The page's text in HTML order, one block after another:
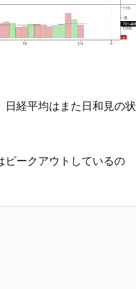
日経平均はまた日和見の状
ピークアウトしているの